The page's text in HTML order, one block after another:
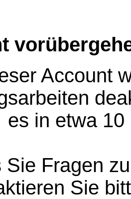
Account
es in etwa
Sie Fragen
Sie